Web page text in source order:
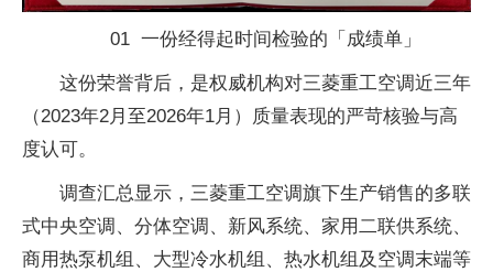
01 一份经得起时间检验的「成绩单」
这份荣誉背后，是权威机构对三菱重工空调近三年
（2023年2月至2026年1月）质量表现的严苛核验与高
度认可。
调查汇总显示，三菱重工空调旗下生产销售的多联
式中央空调、分体空调、新风系统、家用二联供系统、
商用热泵机组、大型冷水机组、热水机组及空调末端等